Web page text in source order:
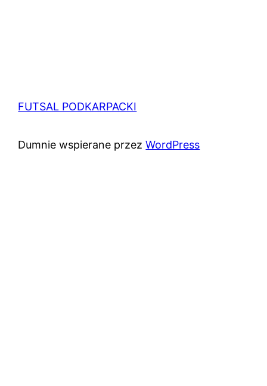
FUTSAL PODKARPACKI
Dumnie wspierane przezWordPress